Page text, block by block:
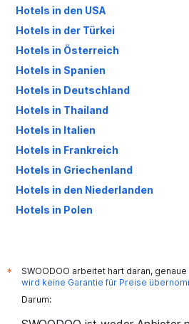
Hotels in den USA
Hotels in der Türkei
Hotels in Österreich
Hotels in Spanien
Hotels in Deutschland
Hotels in Thailand
Hotels in Italien
Hotels in Frankreich
Hotels in Griechenland
Hotels in den Niederlanden
Hotels in Polen
*
SWOODOO arbeitet hart daran,
wird keine Garantie für Preise
Darum: